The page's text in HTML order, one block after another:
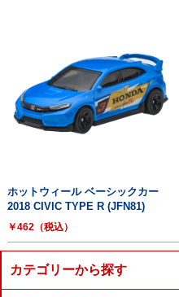
ホットウィール ベーシックカー
2018 CIVIC TYPE R (JFN81)
￥462（税込）
カテゴリーから探す